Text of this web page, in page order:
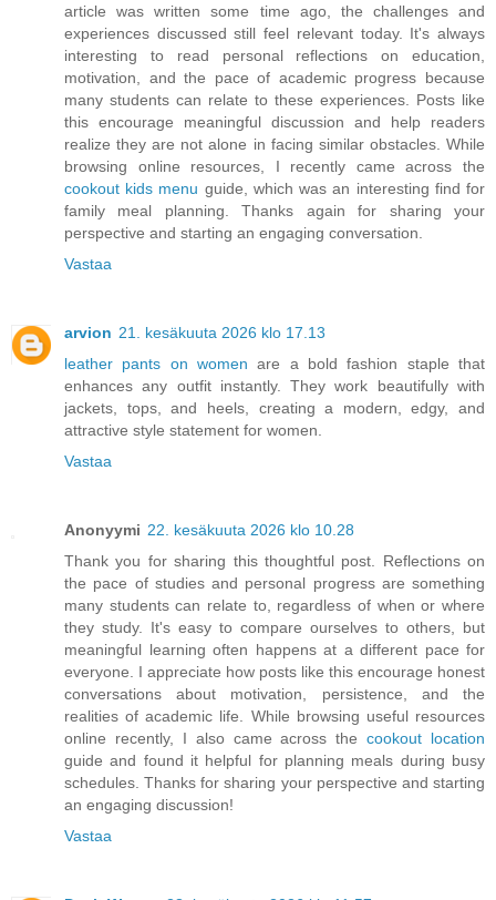
article was written some time ago, the challenges and
experiences discussed still feel relevant today. It's always
interesting to read personal reflections on education,
motivation, and the pace of academic progress because
many students can relate to these experiences. Posts like
this encourage meaningful discussion and help readers
realize they are not alone in facing similar obstacles. While
browsing online resources, I recently came across the
cookout kids menu guide, which was an interesting find for
family meal planning. Thanks again for sharing your
perspective and starting an engaging conversation.
Vastaa
arvion 21. kesäkuuta 2026 klo 17.13
leather pants on women are a bold fashion staple that
enhances any outfit instantly. They work beautifully with
jackets, tops, and heels, creating a modern, edgy, and
attractive style statement for women.
Vastaa
Anonyymi 22. kesäkuuta 2026 klo 10.28
Thank you for sharing this thoughtful post. Reflections on
the pace of studies and personal progress are something
many students can relate to, regardless of when or where
they study. It's easy to compare ourselves to others, but
meaningful learning often happens at a different pace for
everyone. I appreciate how posts like this encourage honest
conversations about motivation, persistence, and the
realities of academic life. While browsing useful resources
online recently, I also came across thecookout location
guide and found it helpful for planning meals during busy
schedules. Thanks for sharing your perspective and starting
an engaging discussion!
Vastaa